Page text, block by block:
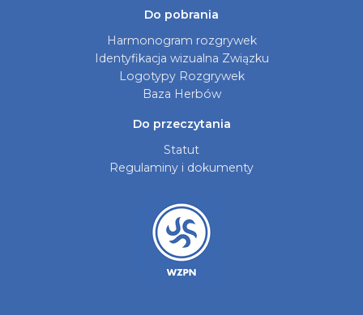
Do pobrania
Harmonogram rozgrywek
Identyfikacja wizualna Związku
Logotypy Rozgrywek
Baza Herbów
Do przeczytania
Statut
Regulaminy i dokumenty